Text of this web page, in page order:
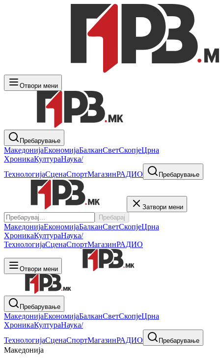
Отвори мени
Пребарување
МакедонијаЕкономијаБалканСветСкопјеЦрна
ХроникаКултураНаука/
ТехнологијаСценаСпортМагазинРАДИО Пребарување
Затвори мени
Пребарај
МакедонијаЕкономијаБалканСветСкопјеЦрна
ХроникаКултураНаука/
ТехнологијаСценаСпортМагазинРАДИО
Отвори мени
Пребарување
МакедонијаЕкономијаБалканСветСкопјеЦрна
ХроникаКултураНаука/
ТехнологијаСценаСпортМагазинРАДИО Пребарување
Македонија